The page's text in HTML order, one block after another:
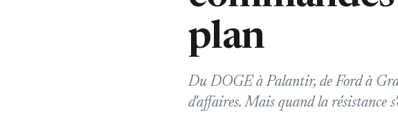
plan
Du DOGE à Palantir, de Ford à
d'affaires. Mais quand la résistance